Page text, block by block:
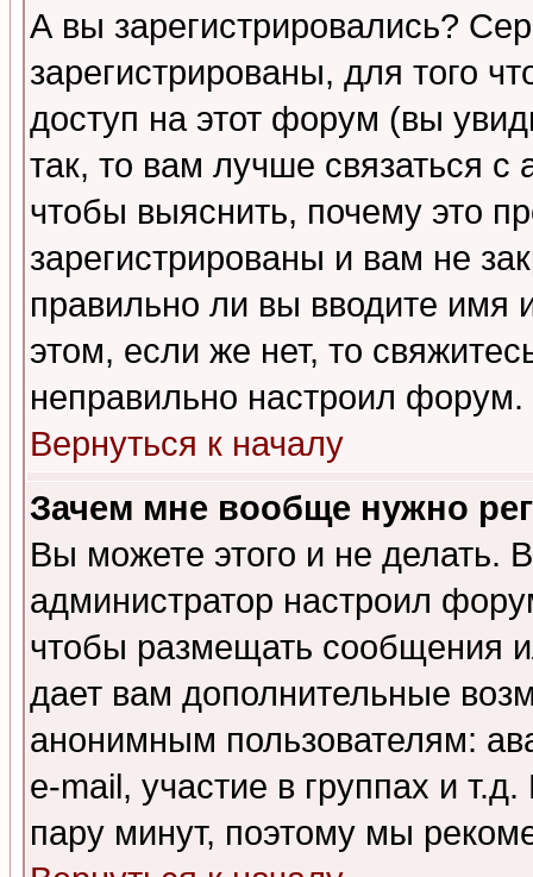
А вы зарегистрировались?
зарегистрированы, для того
доступ на этот форум (вы
так, то вам лучше связаться
чтобы выяснить, почему это
зарегистрированы и вам не
правильно ли вы вводите
этом, если же нет, то
неправильно настроил форум.
Вернуться к началу
Зачем мне вообще нужно
Вы можете этого и не делать.
администратор настроил
чтобы размещать сообщения
дает вам дополнительные
анонимным пользователям:
e-mail, участие в группах и
пару минут, поэтому мы